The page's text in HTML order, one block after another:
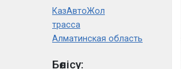
КазАвтоЖол
трасса
Алматинская область
Бөлісу: